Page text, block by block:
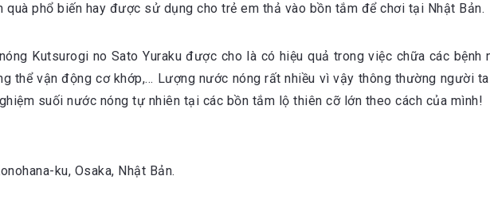
quà phổ biến hay được sử dụng cho trẻ em thả vào bồn tắm để chơi tại Nhật Bản.
Kutsurogi no Sato Yuraku được cho là có hiệu quả trong việc chữa các bệnh
thể vận động cơ khớp,… Lượng nước nóng rất nhiều vì vậy thông thường người
suối nước nóng tự nhiên tại các bồn tắm lộ thiên cỡ lớn theo cách của mình!
ku, Osaka, Nhật Bản.